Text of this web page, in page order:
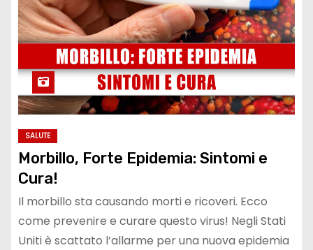
SALUTE
Morbillo, Forte Epidemia: Sintomi e
Cura!
Il morbillo sta causando morti e ricoveri. Ecco
come prevenire e curare questo virus! Negli Stati
Uniti è scattato l’allarme per una nuova epidemia